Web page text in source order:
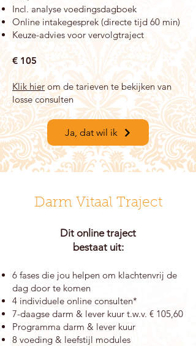
Incl. analyse voedingsdagboek
Online intakegesprek (directe tijd 60 min)
Keuze-advies voor vervolgtraject
€ 105
Klik hierom de tarieven te bekijken van
losseconsulten
Ja, dat wil ik
Darm Vitaal Traject
Dit online traject
bestaat uit:
6 fases die jou helpen om klachtenvrij de
dag door te komen
4 individuele online consulten*
7-daagse darm & lever kuur t.w.v. € 105,60
Programma darm & lever kuur
8 voeding & leefstijl modules